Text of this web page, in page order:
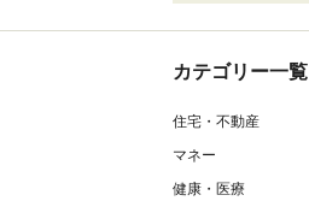
カテゴリー一覧
住宅・不動産
マネー
健康・医療